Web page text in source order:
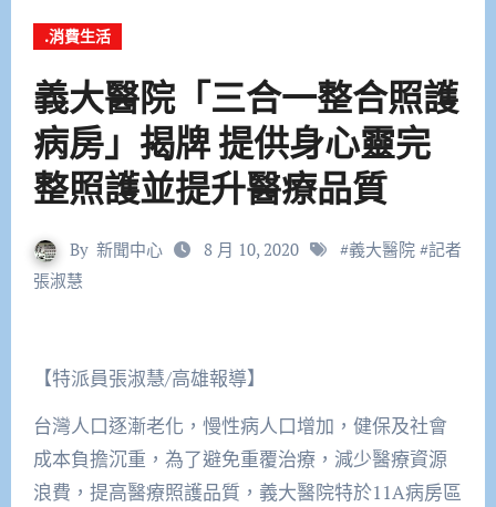
.消費生活
義大醫院「三合一整合照護
病房」揭牌 提供身心靈完
整照護並提升醫療品質
By 新聞中心 8 月 10, 2020 #義大醫院 #記者
張淑慧
【特派員張淑慧/高雄報導】
台灣人口逐漸老化，慢性病人口增加，健保及社會
成本負擔沉重，為了避免重覆治療，減少醫療資源
浪費，提高醫療照護品質，義大醫院特於11A病房區